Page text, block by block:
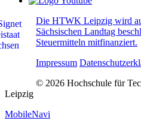
Die HTWK Leipzig wird
Sächsischen Landtag
Steuermitteln mitfinanziert.
Impressum
© 2026 Hochschule für
Leipzig
MobileNavi